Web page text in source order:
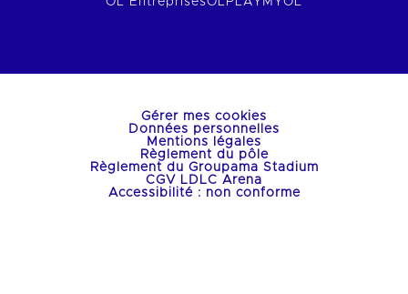
Gérer mes cookies
Données personnelles
Mentions légales
Règlement du pôle
Règlement du Groupama Stadium
CGV LDLC Arena
Accessibilité : non conforme